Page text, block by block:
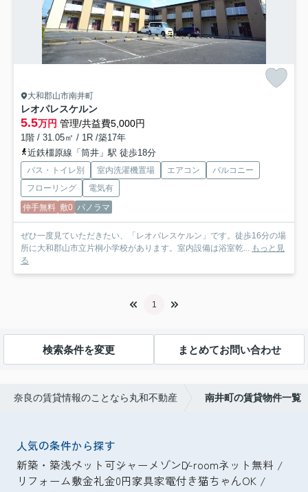
大和郡山市南井町
レオパレスケルン
5.5万円 管理/共益費5,000円
1階 / 31.05㎡ / 1R /築17年
近鉄橿原線「筒井」駅 徒歩18分
バス・トイレ別 室内洗濯機置場 エアコン
バルコニー
フローリング
電気有
仲手無料 敷0 パノラマ
ぜひ一度見ていただきたい、「レオパレスケルン」です。徒歩16分の場
所に大和郡山市立片桐小学校があります。室内設備は浴室乾... もっと見
る
1
検索条件を変更 まとめてお問い合わせ
奈良の賃貸情報のことなら丸和不動産 南井町の賃貸物件一覧
人気の条件から探す
新築・築浅ペット可シャーメゾンD-roomネット無料
リフォーム敷金礼金0円家具家電付き猫ちゃんOK